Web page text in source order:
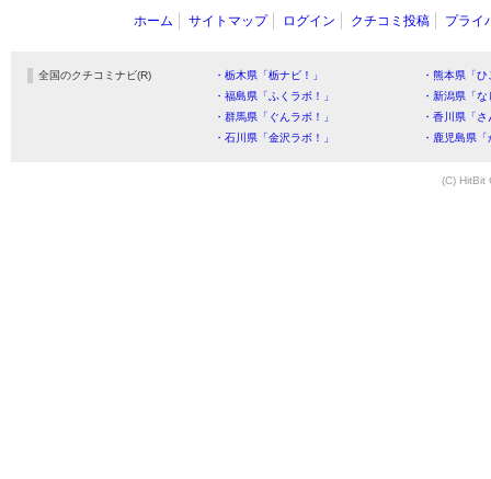
ホーム サイトマップ ログイン クチコミ投稿 プライ
全国のクチコミナビ(R) ・栃木県「栃ナビ！」
・熊本県「
・福島県「ふくラボ！」
・新潟県「
・群馬県「ぐんラボ！」
・香川県「
・石川県「金沢ラボ！」
・鹿児島県
(C) HitBit